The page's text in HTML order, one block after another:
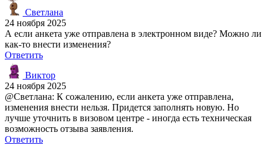
Светлана
24 ноября 2025
А если анкета уже отправлена в электронном виде? Можно ли
как-то внести изменения?
Ответить
Виктор
24 ноября 2025
@Светлана: К сожалению, если анкета уже отправлена,
изменения внести нельзя. Придется заполнять новую. Но
лучше уточнить в визовом центре - иногда есть техническая
возможность отзыва заявления.
Ответить